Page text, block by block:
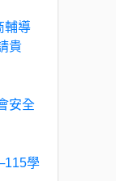
輔導
貴
安全
學